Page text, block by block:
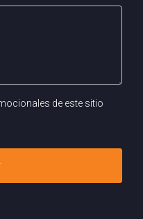
que cada
de este sitio